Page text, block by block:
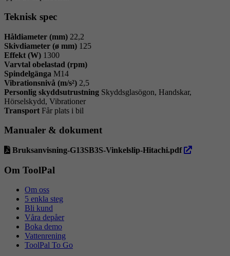
Teknisk spec
Håldiameter (mm) 22,2
Skivdiameter (ø mm) 125
Effekt (W) 1300
Varvtal obelastad (rpm)
Spindelgänga M14
Vibrationsnivå (m/s²) 2,5
Personlig skyddsutrustning Skyddsglasögon, Handskar,
Hörselskydd, Vibrationer
Transport Får plats i bil
Manualer & dokument
Bruksanvisning-G13SB3S-Vinkelslip-Hitachi.pdf öppna
Om ToolPal
Om oss
5 enkla steg
Bli kund
Våra depåer
Boka demo
Vattenrening
ToolPal To Go